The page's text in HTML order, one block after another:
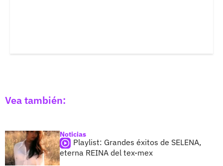
Vea también:
Noticias
Playlist: Grandes éxitos de SELENA,
eterna REINA del tex-mex